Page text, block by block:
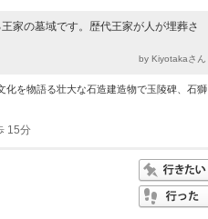
家の墓域です。歴代王家が人が埋葬さ
by Kiyotakaさん
化を物語る壮大な石造建造物で玉陵碑、石獅
15分